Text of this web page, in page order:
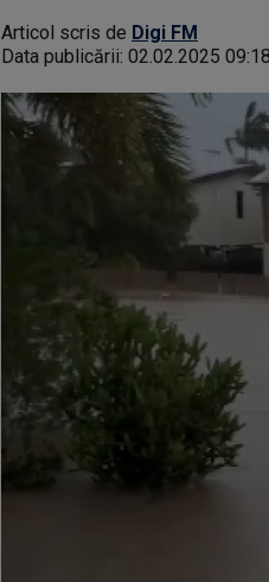
Articol scris de Digi FM
Data publicării: 02.02.2025 09:18